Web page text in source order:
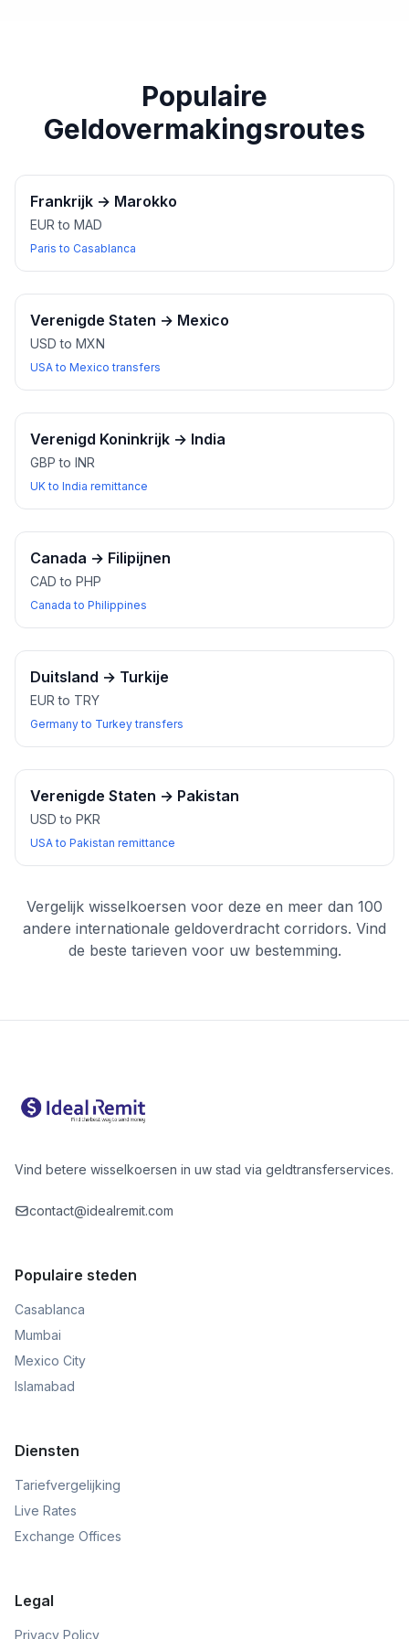
Populaire
Geldovermakingsroutes
Frankrijk → Marokko
EUR to MAD
Paris to Casablanca
Verenigde Staten → Mexico
USD to MXN
USA to Mexico transfers
Verenigd Koninkrijk → India
GBP to INR
UK to India remittance
Canada → Filipijnen
CAD to PHP
Canada to Philippines
Duitsland → Turkije
EUR to TRY
Germany to Turkey transfers
Verenigde Staten → Pakistan
USD to PKR
USA to Pakistan remittance
Vergelijk wisselkoersen voor deze en meer dan 100
andere internationale geldoverdracht corridors. Vind
de beste tarieven voor uw bestemming.
Vind betere wisselkoersen in uw stad via geldtransferservices.
contact@idealremit.com
Populaire steden
Casablanca
Mumbai
Mexico City
Islamabad
Diensten
Tariefvergelijking
Live Rates
Exchange Offices
Legal
Privacy Policy